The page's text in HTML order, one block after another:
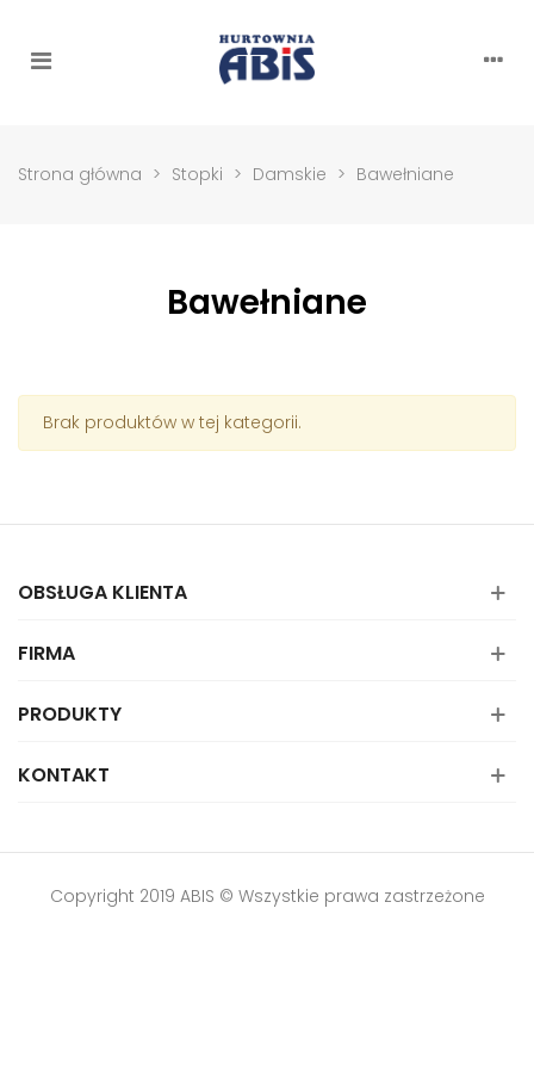
Strona główna > Stopki > Damskie > Bawełniane
Bawełniane
Brak produktów w tej kategorii.
OBSŁUGA KLIENTA
FIRMA
PRODUKTY
KONTAKT
Copyright 2019 ABIS © Wszystkie prawa zastrzeżone